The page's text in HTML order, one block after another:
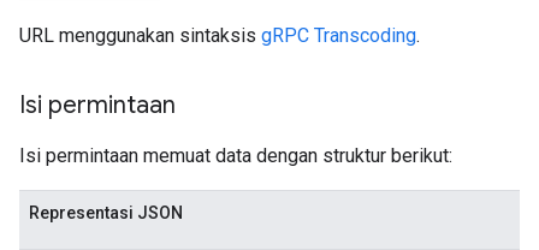
URL menggunakan sintaksis gRPC Transcoding.
Isi permintaan
Isi permintaan memuat data dengan struktur berikut:
Representasi JSON